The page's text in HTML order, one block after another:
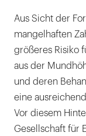
Aus Sicht der
mangelhaften
größeres Risiko
aus der
und deren
eine
Vor diesem
Gesellschaft für